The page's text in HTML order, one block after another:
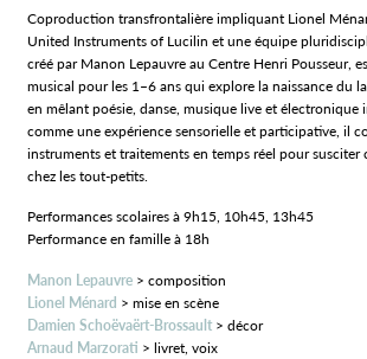
Coproduction transfrontalière impliquant Lionel
United Instruments of Lucilin et une équipe
créé par Manon Lepauvre au Centre Henri Pousseur,
musical pour les 1–6 ans qui explore la naissance du
en mêlant poésie, danse, musique live et électronique
comme une expérience sensorielle et participative, il
instruments et traitements en temps réel pour susciter
chez les tout‑petits.
Performances scolaires à 9h15, 10h45, 13h45
Performance en famille à 18h
Manon Lepauvre > composition
Lionel Ménard > mise en scène
Damien Schoëvaërt-Brossault > décor
Arnaud Marzorati > livret, voix